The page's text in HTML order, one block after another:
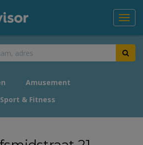
Amusement
Sport & Fitness